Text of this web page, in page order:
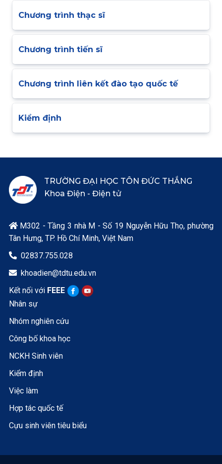
Chương trình thạc sĩ
Chương trình tiến sĩ
Chương trình liên kết đào tạo quốc tế
Kiểm định
TRƯỜNG ĐẠI HỌC TÔN ĐỨC THẮNG
Khoa Điện - Điện tử
M302 - Tầng 3 nhà M - Số 19 Nguyễn Hữu Thọ, phường
Tân Hưng, TP. Hồ Chí Minh, Việt Nam
 02837.755.028
 khoadien@tdtu.edu.vn
Kết nối với FEEE
Nhân sự
Nhóm nghiên cứu
Công bố khoa học
NCKH Sinh viên
Kiểm định
Việc làm
Hợp tác quốc tế
Cựu sinh viên tiêu biểu